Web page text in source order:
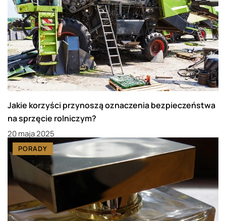
Jakie korzyści przynoszą oznaczenia bezpieczeństwa
na sprzęcie rolniczym?
20 maja 2025
PORADY